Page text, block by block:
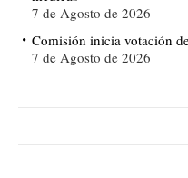
7 de Agosto de 2026
Comisión inicia votación
7 de Agosto de 2026